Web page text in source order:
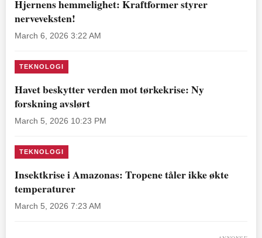
Hjernens hemmelighet: Kraftformer styrer
nerveveksten!
March 6, 2026 3:22 AM
TEKNOLOGI
Havet beskytter verden mot tørkekrise: Ny
forskning avslørt
March 5, 2026 10:23 PM
TEKNOLOGI
Insektkrise i Amazonas: Tropene tåler ikke økte
temperaturer
March 5, 2026 7:23 AM